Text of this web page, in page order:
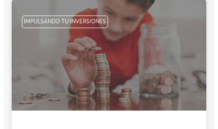
IMPULSANDO TU INVERSIONES